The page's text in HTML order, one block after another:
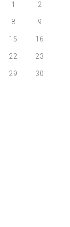
1 2
8 9
15 16
22 23
29 30